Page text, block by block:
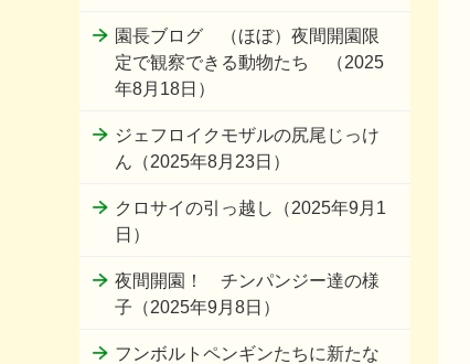
園長ブログ （ほぼ）夜間開園限
定で観察できる動物たち （2025
年8月18日）
ジェフロイクモザルの尻尾じっけ
ん（2025年8月23日）
クロサイの引っ越し（2025年9月1
日）
夜間開園！ チンパンジー達の様
子（2025年9月8日）
フンボルトペンギンたちに新たな